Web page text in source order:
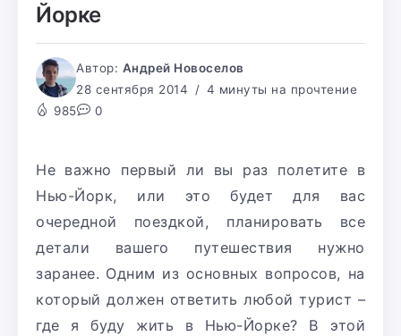
Йорке
Автор: Андрей Новоселов
28 сентября 2014
4 минуты на прочтение
985
0
Не важно первый ли вы раз полетите в
Нью-Йорк, или это будет для вас
очередной поездкой, планировать все
детали вашего путешествия нужно
заранее. Одним из основных вопросов, на
который должен ответить любой турист –
где я буду жить в Нью-Йорке? В этой